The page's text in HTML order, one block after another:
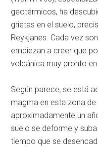
geotérmicos, ha
grietas en el suelo,
Reykjanes. Cada vez
empiezan a creer que
volcánica muy pronto
Según parece, se está
magma en esta zona
aproximadamente un
suelo se deforme y
tiempo que se